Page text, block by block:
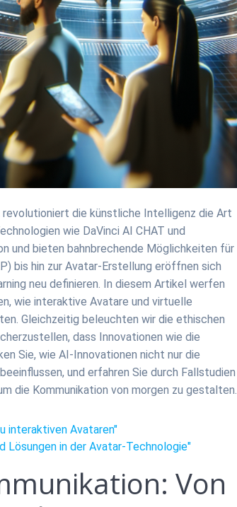
die künstliche Intelligenz die Art
wie DaVinci AI CHAT und
und bieten bahnbrechende Möglichkeiten für
bis hin zur Avatar-Erstellung eröffnen sich
neu definieren. In diesem Artikel werfen
wie interaktive Avatare und virtuelle
Gleichzeitig beleuchten wir die ethischen
dass Innovationen wie die
Sie, wie AI-Innovationen nicht nur die
und erfahren Sie durch Fallstudien
die Kommunikation von morgen zu gestalten.
interaktiven Avataren"
Lösungen in der Avatar-Technologie"
Von